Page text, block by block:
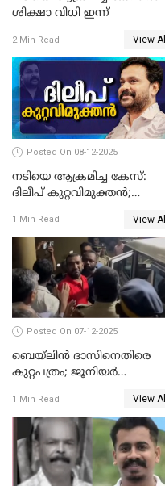
ശിക്ഷാ വിധി ഇന്ന്
2 Min Read View All
Posted On 08-12-2025
നടിയെ ആക്രമിച്ച കേസ്:
ദിലീപ് കുറ്റവിമുക്തന്‍;
പ്രതികള്‍ കുറ്റക്കാര്‍;
ശിക്ഷവിധി 12 ന്
1 Min Read View All
Posted On 07-12-2025
ബെയ്‌ലിന്‍ ദാസിനെതിരെ
കുറ്റപത്രം; ജൂനിയർ
മർദിച്ച കേസ്
1 Min Read View All